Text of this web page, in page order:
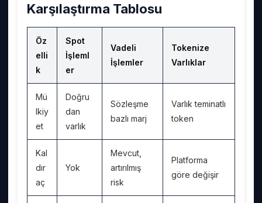
Karşılaştırma Tablosu
Öz
elli
k
Spot
İşleml
er
Vadeli
İşlemler
Tokenize
Varlıklar
Mü
lkiy
et
Doğru
dan
varlık
Sözleşme
bazlı marj
Varlık teminatlı
token
Kal
dır
aç
Yok
Mevcut,
artırılmış
risk
Platforma
göre değişir